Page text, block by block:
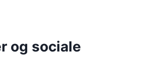
og sociale